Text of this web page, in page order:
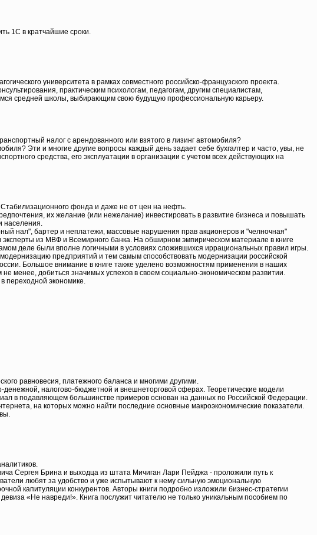
1С в кратчайшие сроки.
университета в рамках совместного российско-французского проекта.
практическим психологам, педагогам, другим специалистам,
средней школы, выбирающим свою будущую профессиональную карьеру.
налог с арендованного или взятого в лизинг автомобиля?
Эти и многие другие вопросы каждый день задает себе бухгалтер и часто, увы, не
средства, его эксплуатации в организации с учетом всех действующих на
фонда и даже не от цен на нефть.
их желание (или нежелание) инвестировать в развитие бизнеса и повышать
населения.
нал", бартер и неплатежи, массовые нарушения прав акционеров и "челночная"
эксперты из МВФ и Всемирного банка. На обширном эмпирическом материале в книге
деле были вполне логичными в условиях сложившихся иррациональных правил игры.
предприятий и тем самым способствовать модернизации российской
Большое внимание в книге также уделено возможностям применения в наших
менее, добиться значимых успехов в своем социально-экономическом развитии.
переходной экономике.
равновесия, платежного баланса и многими другими.
налогово-бюджетной и внешнеторговой сферах. Теоретические модели
в подавляющем большинстве примеров основан на данных по Российской Федерации.
на которых можно найти последние основные макроэкономические показатели.
Сергея Брина и выходца из штата Мичиган Лари Пейджа - проложили путь к
любят за удобство и уже испытывают к нему сильную эмоциональную
капитуляции конкурентов. Авторы книги подробно изложили бизнес-стратегии
«Не навреди!». Книга послужит читателю не только уникальным пособием по